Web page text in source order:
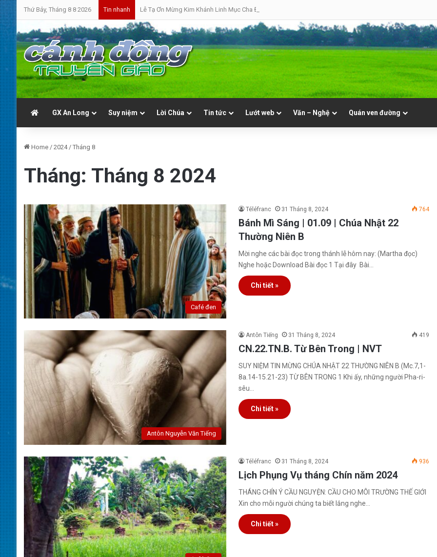
Thứ Bảy, Tháng 8 8 2026 Tin nhanh Lễ Tạ Ơn Mừng Kim Khánh Linh Mục Cha Đôminicô Phạm Văn Khâm tại Nhà Thờ Bắc Hòa Giáo Phận Mỹ Tho
GX An Long Suy niệm Lời Chúa Tin tức Lướt web Văn – Nghệ Quán ven đường
Home / 2024 / Tháng 8
Tháng: Tháng 8 2024
Café đen
Téléfranc 31 Tháng 8, 2024 764
Bánh Mì Sáng | 01.09 | Chúa Nhật 22
Thường Niên B
Mời nghe các bài đọc trong thánh lễ hôm nay: (Martha đọc)
Nghe hoặc Download Bài đọc 1 Tại đây Bài…
Chi tiết »
Antôn Nguyễn Văn Tiếng
Antôn Tiếng 31 Tháng 8, 2024 419
CN.22.TN.B. Từ Bên Trong | NVT
SUY NIỆM TIN MỪNG CHÚA NHẬT 22 THƯỜNG NIÊN B (Mc.7,1-
8a.14-15.21-23) TỪ BÊN TRONG 1 Khi ấy, những người Pha-ri-
sêu…
Chi tiết »
Téléfranc 31 Tháng 8, 2024 936
Lịch Phụng Vụ tháng Chín năm 2024
THÁNG CHÍN Ý CẦU NGUYỆN: CẦU CHO MÔI TRƯỜNG THẾ GIỚI
Xin cho mỗi người chúng ta biết lắng nghe…
Chi tiết »